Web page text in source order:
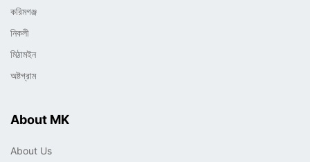
করিমগঞ্জ
নিকলী
মিঠামইন
অষ্টগ্রাম
About MK
About Us